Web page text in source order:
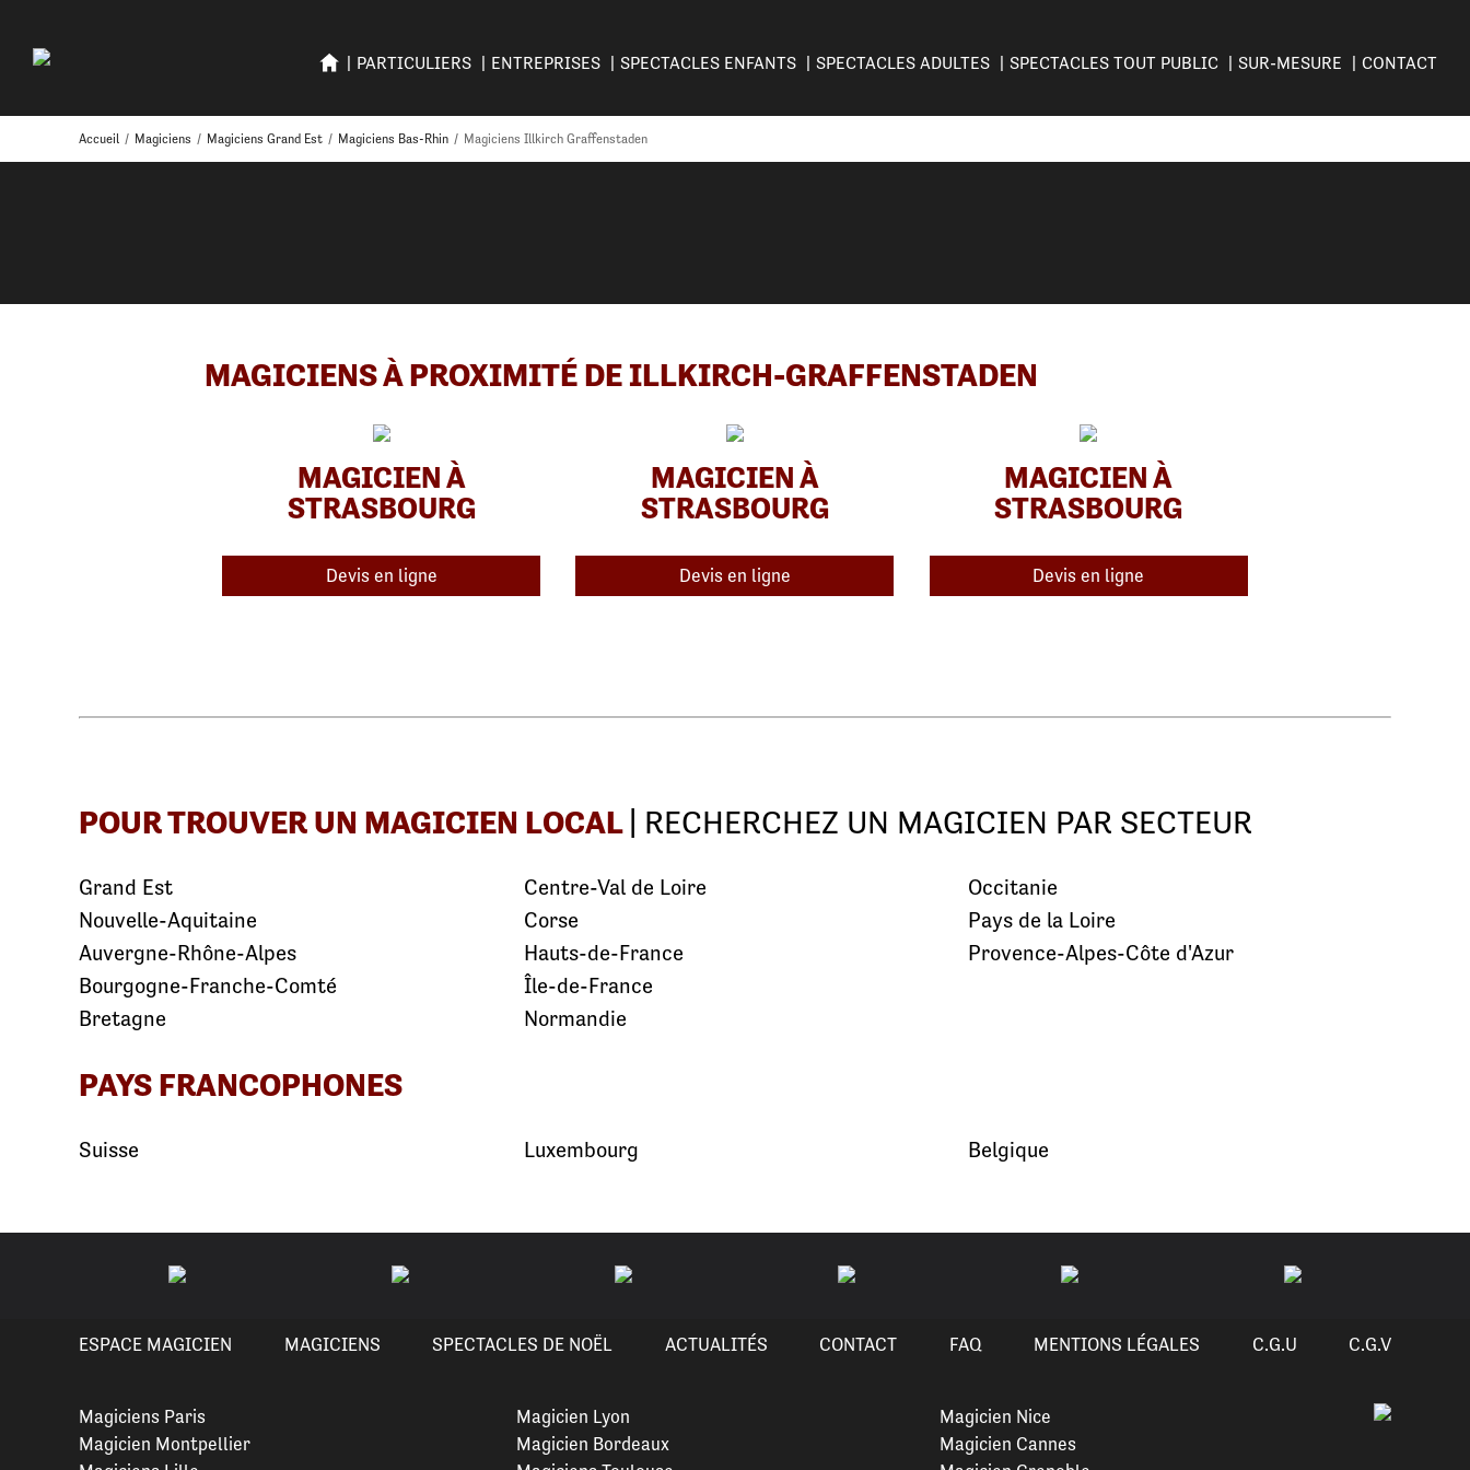
PARTICULIERS ENTREPRISES SPECTACLES ENFANTS SPECTACLES ADULTES SPECTACLES TOUT PUBLIC SUR-MESURE CONTACT
Accueil / Magiciens / Magiciens Grand Est / Magiciens Bas-Rhin / Magiciens Illkirch Graffenstaden
MAGICIENS À PROXIMITÉ DE ILLKIRCH-GRAFFENSTADEN
MAGICIEN À
STRASBOURG
Devis en ligne
MAGICIEN À
STRASBOURG
Devis en ligne
MAGICIEN À
STRASBOURG
Devis en ligne
POUR TROUVER UN MAGICIEN LOCAL | RECHERCHEZ UN MAGICIEN PAR SECTEUR
Grand Est
Nouvelle-Aquitaine
Auvergne-Rhône-Alpes
Bourgogne-Franche-Comté
Bretagne
Centre-Val de Loire
Corse
Hauts-de-France
Île-de-France
Normandie
Occitanie
Pays de la Loire
Provence-Alpes-Côte d'Azur
PAYS FRANCOPHONES
Suisse Luxembourg Belgique
ESPACE MAGICIEN MAGICIENS SPECTACLES DE NOËL ACTUALITÉS CONTACT FAQ MENTIONS LÉGALES C.G.U C.G.V
Magiciens Paris
Magicien Montpellier
Magicien Lyon
Magicien Bordeaux
Magicien Nice
Magicien Cannes